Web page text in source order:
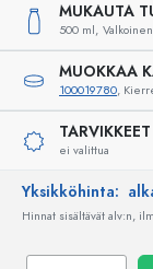
MUKAUTA
500 ml, Valkoinen
MUOKKAA
100019780,
TARVIKKEET
ei valittua
Yksikköhinta:
Hinnat sisältävät alv:n,